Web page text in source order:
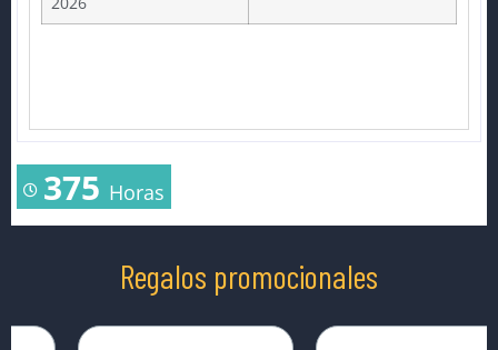
375 Horas
Regalos promocionales